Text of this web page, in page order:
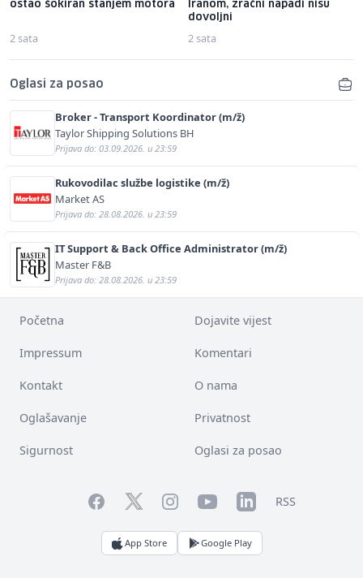
ostao šokiran stanjem motora
2 sata
Iranom, zračni napadi nisu
dovoljni
2 sata
Oglasi za posao
Broker - Transport Koordinator (m/ž)
Taylor Shipping Solutions BH
Prijava do: 03.09.2026. u 23:59
Rukovodilac službe logistike (m/ž)
Market AS
Prijava do: 28.08.2026. u 23:59
IT Support & Back Office Administrator (m/ž)
Master F&B
Prijava do: 28.08.2026. u 23:59
Početna Dojavite vijest
Impressum Komentari
Kontakt O nama
Oglašavanje Privatnost
Sigurnost Oglasi za posao
FacebookTwitterInstagramYouTubeLinkedInRSS
App Store Google Play